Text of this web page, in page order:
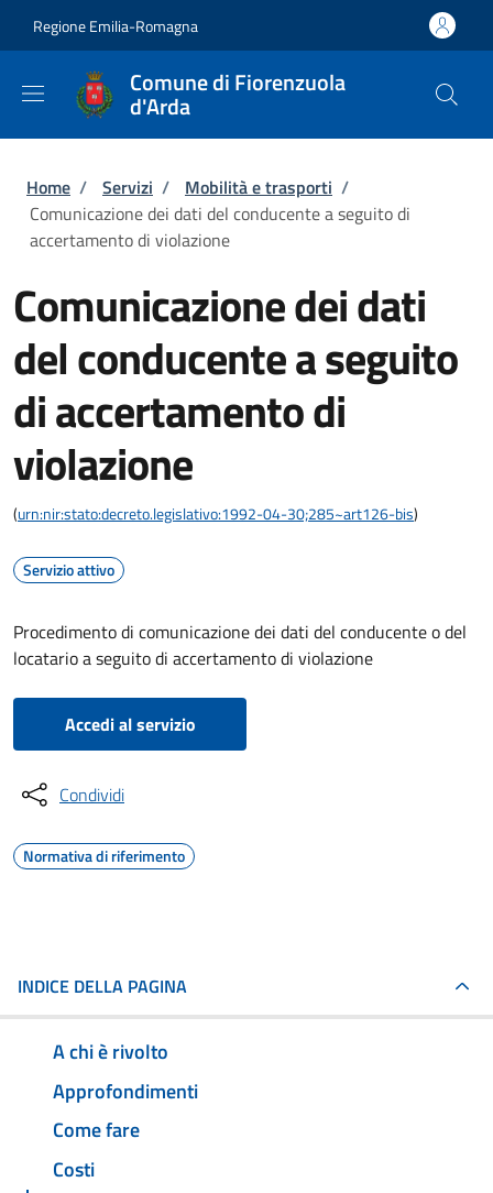
Regione Emilia-Romagna
Comune di Fiorenzuola
d'Arda
Briciole di pane
Home / Servizi / Mobilità e trasporti /
Comunicazione dei dati del conducente a seguito di
accertamento di violazione
Comunicazione dei dati
del conducente a seguito
di accertamento di
violazione
(urn:nir:stato:decreto.legislativo:1992-04-30;285~art126-bis)
Servizio attivo
Procedimento di comunicazione dei dati del conducente o del
locatario a seguito di accertamento di violazione
Accedi al servizio
Condividi
Normativa di riferimento
INDICE DELLA PAGINA
A chi è rivolto
Approfondimenti
Come fare
Costi